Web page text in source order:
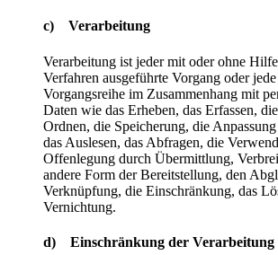
c) Verarbeitung
Verarbeitung ist jeder mit oder ohne
Verfahren ausgeführte Vorgang oder
Vorgangsreihe im Zusammenhang mit
Daten wie das Erheben, das Erfassen,
Ordnen, die Speicherung, die
das Auslesen, das Abfragen, die
Offenlegung durch Übermittlung,
andere Form der Bereitstellung, den
Verknüpfung, die Einschränkung, das
Vernichtung.
d) Einschränkung der Verarbeitung